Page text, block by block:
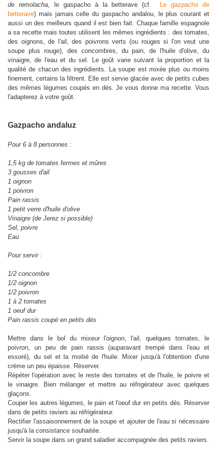
de remolacha,
le gaspacho à la betterave (cf.
Le gazpacho de
betterave) mais jamais celle du gaspacho andalou, le plus courant et
aussi un des meilleurs quand il est bien fait. Chaque famille espagnole
a sa recette mais toutes utilisent les mêmes ingrédients : des tomates,
des oignons, de l'ail, des poivrons verts (ou rouges si l'on veut une
soupe plus rouge), des concombres, du pain, de l'huile d'olive, du
vinaigre, de l'eau et du sel. Le goût varie suivant la proportion et la
qualité de chacun des ingrédients. La soupe est mixée plus ou moins
finement, certains la filtrent. Elle est servie glacée avec de petits cubes
des mêmes légumes coupés en dés. Je vous donne ma recette. Vous
l'adapterez à votre goût.
Gazpacho andaluz
Pour 6 à 8 personnes :
1,5 kg de tomates fermes et mûres
3 gousses d'ail
1 oignon
1 poivron
Pain rassis
1 petit verre d'huile d'olive
Vinaigre (de Jerez si possible)
Sel, poivre
Eau
Pour servir :
1/2 concombre
1/2 oignon
1/2 poivron
1 à 2 tomates
1 oeuf dur
Pain rassis coupé en petits dés
Mettre dans le bol du mixeur l'oignon, l'ail, quelques tomates, le
poivron, un peu de pain rassis (auparavant trempé dans l'eau et
essoré), du sel et la moitié de l'huile. Mixer jusqu'à l'obtention d'une
crème un peu épaisse. Réserver.
Répéter l'opération avec le reste des tomates et de l'huile, le poivre et
le vinaigre. Bien mélanger et mettre au réfrigérateur avec quelques
glaçons.
Couper les autres légumes, le pain et l'oeuf dur en petits dés. Réserver
dans de petits raviers au réfrigérateur.
Rectifier l'assaisonnement de la soupe et ajouter de l'eau si nécessaire
jusqu'à la consistance souhaitée.
Servir la soupe dans un grand saladier accompagnée des petits raviers.